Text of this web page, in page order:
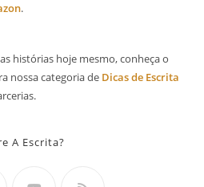
.
histórias hoje mesmo, conheça o
nossa categoria de Dicas de Escrita
A Escrita?